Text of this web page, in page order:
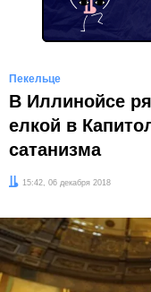
Пекельце
В Иллинойсе
елкой в
сатанизма
Дата:15:42, 06 декабря 2018